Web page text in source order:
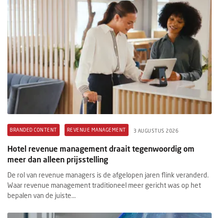
BRANDED CONTENT REVENUE MANAGEMENT 3 AUGUSTUS 2026
Hotel revenue management draait tegenwoordig om
meer dan alleen prijsstelling
De rol van revenue managers is de afgelopen jaren flink veranderd.
Waar revenue management traditioneel meer gericht was op het
bepalen van de juiste...